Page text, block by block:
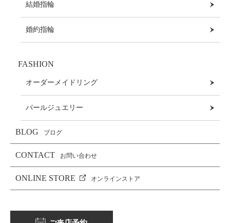
結婚指輪
婚約指輪
FASHION
オーダーメイドリング
パールジュエリー
BLOG ブログ
CONTACT お問い合わせ
ONLINE STORE オンラインストア